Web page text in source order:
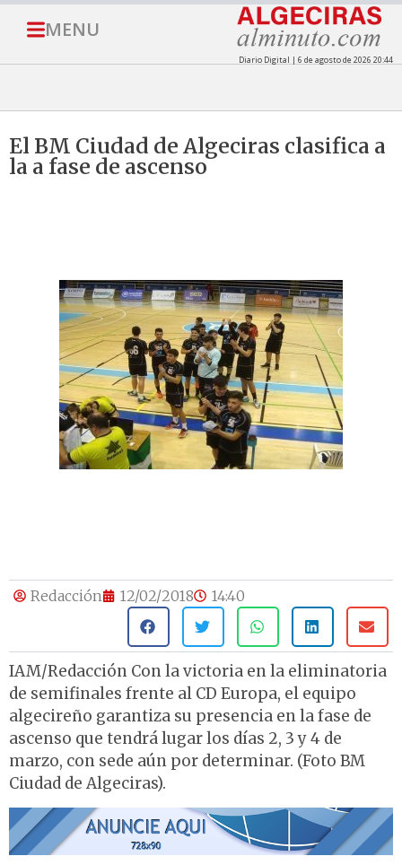
MENU
Diario Digital | 6 de agosto de 2026 20:44
El BM Ciudad de Algeciras clasifica a
la a fase de ascenso
Redacción 12/02/2018 14:40
IAM/Redacción Con la victoria en la eliminatoria
de semifinales frente al CD Europa, el equipo
algecireño garantiza su presencia en la fase de
ascenso que tendrá lugar los días 2, 3 y 4 de
marzo, con sede aún por determinar. (Foto BM
Ciudad de Algeciras).